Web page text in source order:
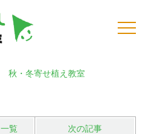
秋・冬寄せ植え教室
一覧 次の記事